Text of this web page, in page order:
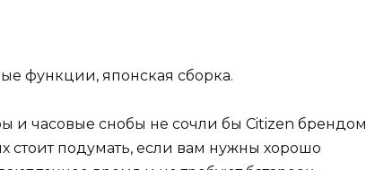
функции, японская сборка.
и часовые снобы не сочли бы Citizen брендом
стоит подумать, если вам нужны хорошо